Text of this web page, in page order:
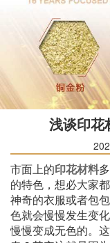
浅谈印花
市面上的 印花材料
的特色，想必大家
神奇的衣服或者包
色就会慢慢发生变
慢慢变成无色的。